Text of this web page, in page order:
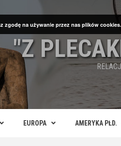
"Z
EUROPA AMERYKA PŁD.
zgodę na używanie przez nas plików cookies.